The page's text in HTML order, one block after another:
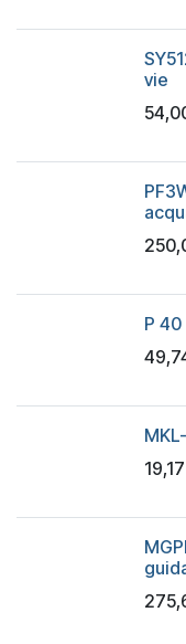
vie
P 40
19,17